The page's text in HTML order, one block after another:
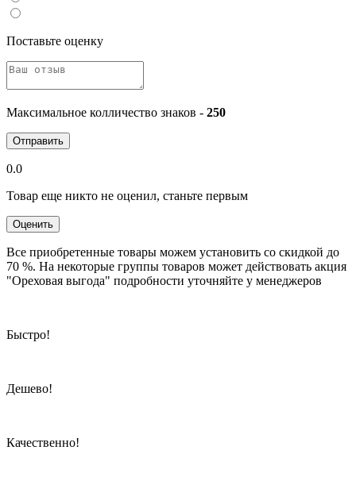
Поставьте оценку
Максимальное колличество знаков - 250
Отправить
0.0
Товар еще никто не оценил, станьте первым
Оценить
Все приобретенные товары можем установить со скидкой до
70 %. На некоторые группы товаров может действовать акция
"Ореховая выгода" подробности уточняйте у менеджеров
Быстро!
Дешево!
Качественно!